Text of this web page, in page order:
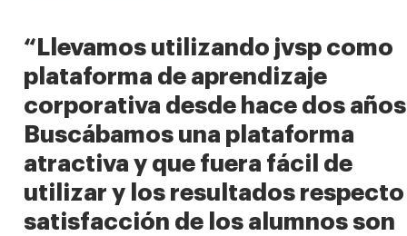
“Llevamos utilizando jvsp como
plataforma de aprendizaje
corporativa desde hace dos
Buscábamos una plataforma
atractiva y que fuera fácil de
utilizar y los resultados respecto
satisfacción de los alumnos son